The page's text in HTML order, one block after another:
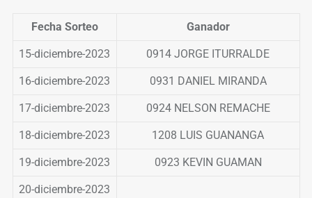
Fecha Sorteo Ganador
15-diciembre-2023 0914 JORGE ITURRALDE
16-diciembre-2023 0931 DANIEL MIRANDA
17-diciembre-2023 0924 NELSON REMACHE
18-diciembre-2023 1208 LUIS GUANANGA
19-diciembre-2023 0923 KEVIN GUAMAN
20-diciembre-2023